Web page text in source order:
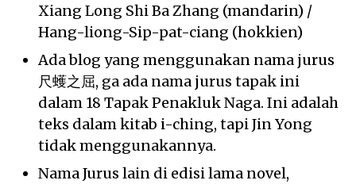
Xiang Long Shi Ba Zhang (mandarin) /
Hang-liong-Sip-pat-ciang (hokkien)
Ada blog yang menggunakan nama jurus
尺蠖之屈, ga ada nama jurus tapak ini
dalam 18 Tapak Penakluk Naga. Ini adalah
teks dalam kitab i-ching, tapi Jin Yong
tidak menggunakannya.
Nama Jurus lain di edisi lama novel,